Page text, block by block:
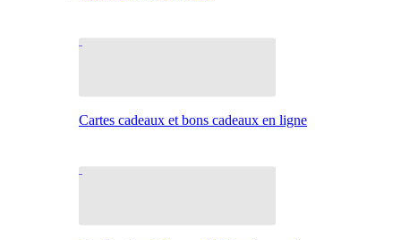
Cartes cadeaux et bons cadeaux en ligne